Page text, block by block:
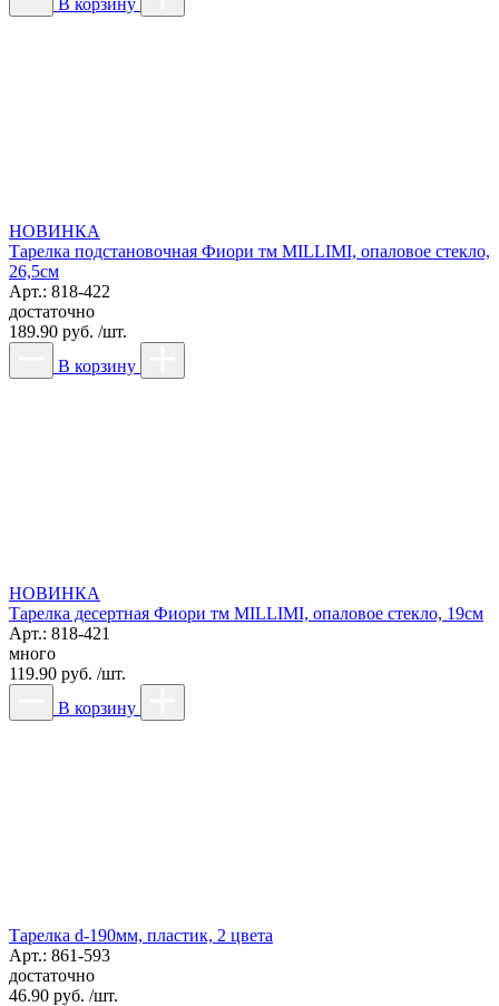
НОВИНКА
Тарелка подстановочная Фиори тм MILLIMI, опаловое стекло,
26,5см
Арт.: 818-422
достаточно
189.90 руб. /шт.
В корзину
НОВИНКА
Тарелка десертная Фиори тм MILLIMI, опаловое стекло, 19см
Арт.: 818-421
много
119.90 руб. /шт.
В корзину
Тарелка d-190мм, пластик, 2 цвета
Арт.: 861-593
достаточно
46.90 руб. /шт.